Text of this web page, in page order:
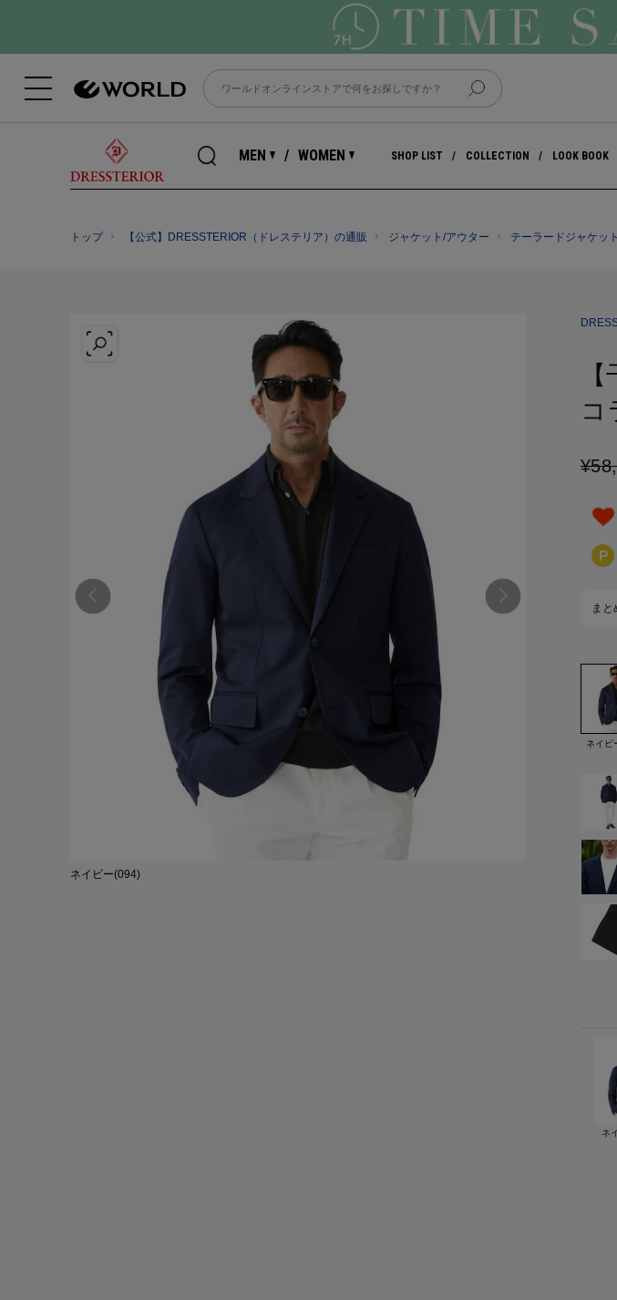
MEN WOMEN SHOP LIST COLLECTION LOOK BOOK
トップ 【公式】DRESSTERIOR（ドレステリア）の通販 ジャケット/アウター テーラードジャケット
ネイビー(094)
コ
¥
まと
ネイビ
ネ